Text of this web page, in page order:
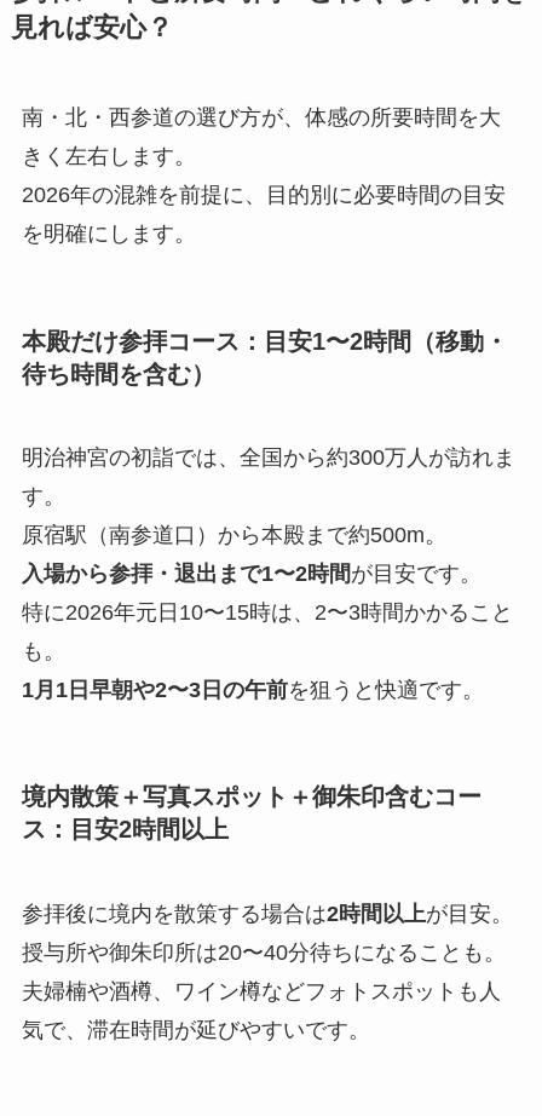
見れば安心？
南・北・西参道の選び方が、体感の所要時間を大
きく左右します。
2026年の混雑を前提に、目的別に必要時間の目安
を明確にします。
本殿だけ参拝コース：目安1〜2時間（移動・
待ち時間を含む）
明治神宮の初詣では、全国から約300万人が訪れま
す。
原宿駅（南参道口）から本殿まで約500m。
入場から参拝・退出まで1〜2時間が目安です。
特に2026年元日10〜15時は、2〜3時間かかること
も。
1月1日早朝や2〜3日の午前を狙うと快適です。
境内散策＋写真スポット＋御朱印含むコー
ス：目安2時間以上
参拝後に境内を散策する場合は2時間以上が目安。
授与所や御朱印所は20〜40分待ちになることも。
夫婦楠や酒樽、ワイン樽などフォトスポットも人
気で、滞在時間が延びやすいです。